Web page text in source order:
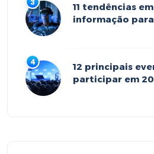
11 tendências
informação
12 principais
participar em